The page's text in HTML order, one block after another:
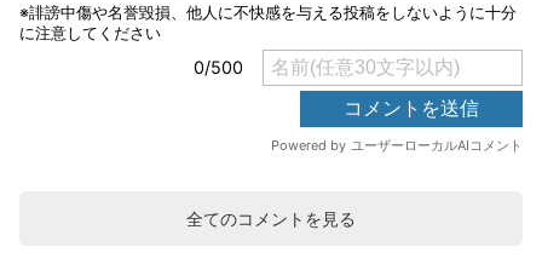
全てのコメントを見る